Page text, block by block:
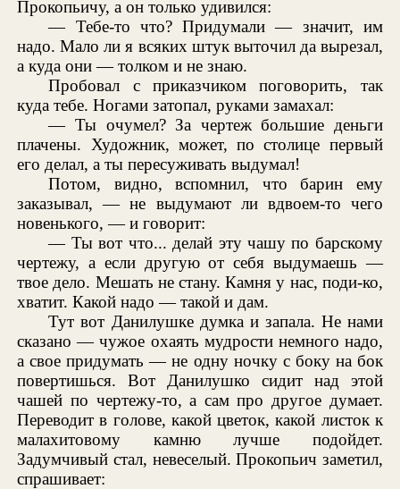
Прокопьичу, а он только удивился:
— Тебе-то что? Придумали — значит, им
надо. Мало ли я всяких штук выточил да вырезал,
а куда они — толком и не знаю.
Пробовал с приказчиком поговорить, так
куда тебе. Ногами затопал, руками замахал:
— Ты очумел? За чертеж большие деньги
плачены. Художник, может, по столице первый
его делал, а ты пересуживать выдумал!
Потом, видно, вспомнил, что барин ему
заказывал, — не выдумают ли вдвоем-то чего
новенького, — и говорит:
— Ты вот что... делай эту чашу по барскому
чертежу, а если другую от себя выдумаешь —
твое дело. Мешать не стану. Камня у нас, поди-ко,
хватит. Какой надо — такой и дам.
Тут вот Данилушке думка и запала. Не нами
сказано — чужое охаять мудрости немного надо,
а свое придумать — не одну ночку с боку на бок
повертишься. Вот Данилушко сидит над этой
чашей по чертежу-то, а сам про другое думает.
Переводит в голове, какой цветок, какой листок к
малахитовому камню лучше подойдет.
Задумчивый стал, невеселый. Прокопьич заметил,
спрашивает: